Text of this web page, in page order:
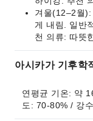
겨울(12–2월
게 내림. 일반
천 의류: 따뜻
아시카가 기후학
연평균 기온: 약
도: 70-80% / 강